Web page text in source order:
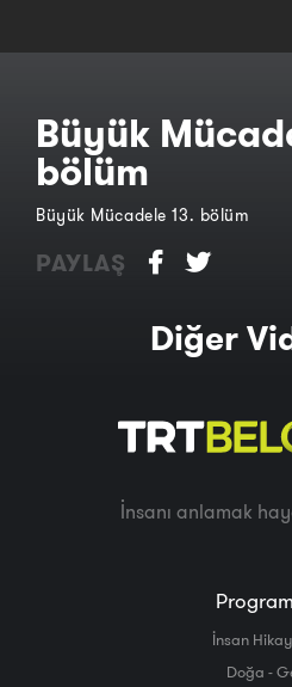
Büyük
bölüm
Büyük Mücadele 13. bölüm
PAYLAŞ
Diğer
İnsanı anlamak
İnsan
Doğa -